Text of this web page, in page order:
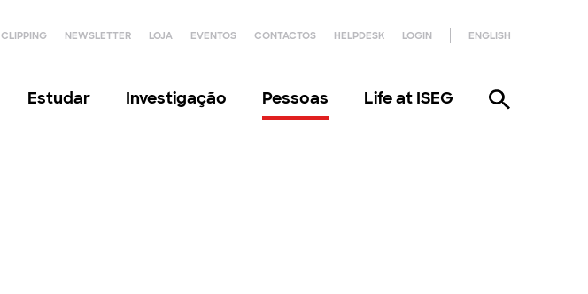
CLIPPING NEWSLETTER LOJA EVENTOS CONTACTOS HELPDESK LOGIN ENGLISH
Estudar Investigação Pessoas Life at ISEG